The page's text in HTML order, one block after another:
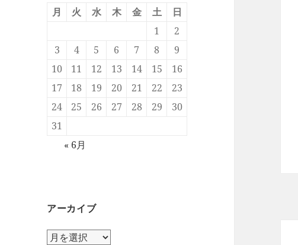
月 火 水 木 金 土
日
1
2
3
4 5 6 7 8
9
10
11 12 13 14 15
16
17
18 19 20 21 22
23
24
25 26 27 28 29
30
31
« 6月
アーカイブ
ア